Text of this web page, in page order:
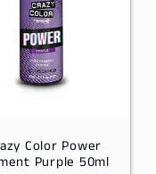
Color Power
Purple 50ml